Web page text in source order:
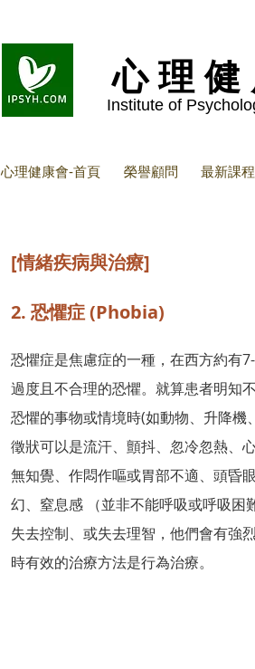
心 理 健
Institute of
心理健康會-首頁 榮譽顧問 最新課程
[情緒疾病與治療]
2. 恐懼症 (Phobia)
恐懼症是焦慮症的一種，在西方約有
過度且不合理的恐懼。就算患者明知
恐懼的事物或情境時(如動物、升降
徵狀可以是流汗、顫抖、忽冷忽熱、
無知覺、作悶作嘔或胃部不適、頭昏
幻、窒息感 （並非不能呼吸或呼吸困
失去控制、或失去理智，他們會有強
時有效的治療方法是行為治療。